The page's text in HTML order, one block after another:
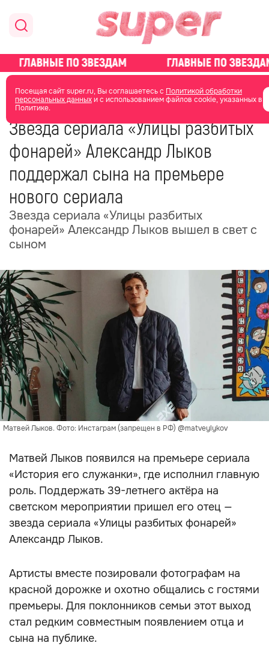
Посещая сайт super.ru, Вы соглашаетесь с Политикой обработки
персональных данныхи с использованием файлов cookie, указанных в
Политике.
главная новости о звездах новости
28 мая
Звезда сериала «Улицы разбитых
фонарей» Александр Лыков
поддержал сына на премьере
нового сериала
Звезда сериала «Улицы разбитых
фонарей» Александр Лыков вышел в свет с
сыном
Матвей Лыков. Фото: Инстаграм (запрещен в РФ) @matveylykov
Матвей Лыков появился на премьере сериала
«История его служанки», где исполнил главную
роль. Поддержать 39-летнего актёра на
светском мероприятии пришел его отец —
звезда сериала «Улицы разбитых фонарей»
Александр Лыков.
Артисты вместе позировали фотографам на
красной дорожке и охотно общались с гостями
премьеры. Для поклонников семьи этот выход
стал редким совместным появлением отца и
сына на публике.